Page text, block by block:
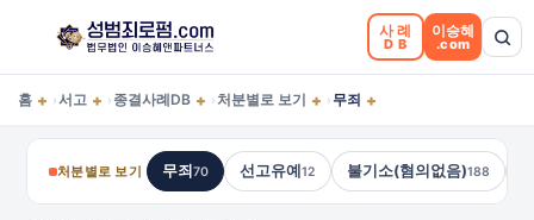
사례
DB
이승혜
.com
홈 + ›서고 + › 종결사례DB + › 처분별로 보기 + › 무죄 +
처분별로 보기 무죄70 선고유예12 불기소(혐의없음)188